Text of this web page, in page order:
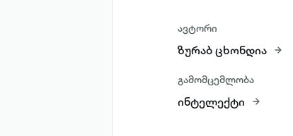
ავტორი
ზურაბ ცხონდია
გამომცემლობა
ინტელექტი